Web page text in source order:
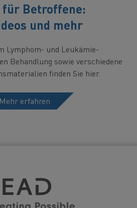
Betroffene:
und mehr
Lymphom- und Leukämie-
Behandlung sowie verschiedene
finden Sie hier.
Mehr erfahren